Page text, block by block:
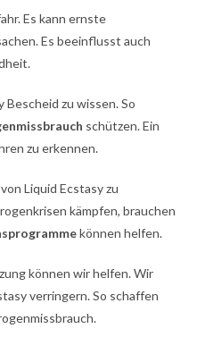
Es kann ernste
Es beeinflusst auch
zu wissen. So
schützen. Ein
zu erkennen.
Liquid Ecstasy zu
kämpfen, brauchen
können helfen.
können wir helfen. Wir
verringern. So schaffen